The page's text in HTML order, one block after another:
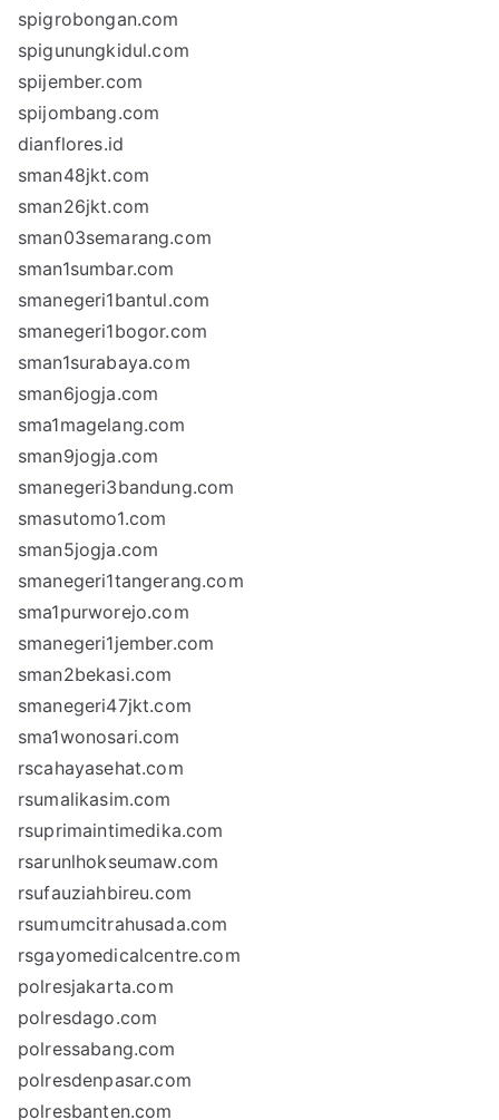
spigrobongan.com
spigunungkidul.com
spijember.com
spijombang.com
dianflores.id
sman48jkt.com
sman26jkt.com
sman03semarang.com
sman1sumbar.com
smanegeri1bantul.com
smanegeri1bogor.com
sman1surabaya.com
sman6jogja.com
sma1magelang.com
sman9jogja.com
smanegeri3bandung.com
smasutomo1.com
sman5jogja.com
smanegeri1tangerang.com
sma1purworejo.com
smanegeri1jember.com
sman2bekasi.com
smanegeri47jkt.com
sma1wonosari.com
rscahayasehat.com
rsumalikasim.com
rsuprimaintimedika.com
rsarunlhokseumaw.com
rsufauziahbireu.com
rsumumcitrahusada.com
rsgayomedicalcentre.com
polresjakarta.com
polresdago.com
polressabang.com
polresdenpasar.com
polresbanten.com